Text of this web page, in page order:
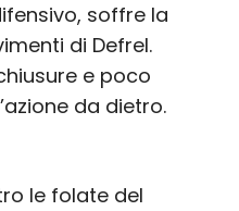
soffre la
di Defrel.
e poco
da dietro.
le folate del